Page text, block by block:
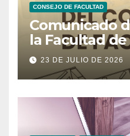
CONSEJO DE FACULTAD
Comunicado
la Facultad de
23 DE JULIO DE 2026